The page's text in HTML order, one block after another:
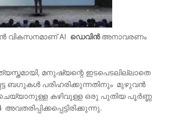
വികസനമാണ് AI ഡെവിൻഅനാവരണം
മനുഷ്യന്റെ ഇടപെടലില്ലാതെ
ബഗുകൾ പരിഹരിക്കുന്നതിനും മുഴുവൻ
കഴിവുള്ള ഒരു പുതിയ പൂർണ്ണ
അവതരിപ്പിക്കപ്പെട്ടിരിക്കുന്നു.